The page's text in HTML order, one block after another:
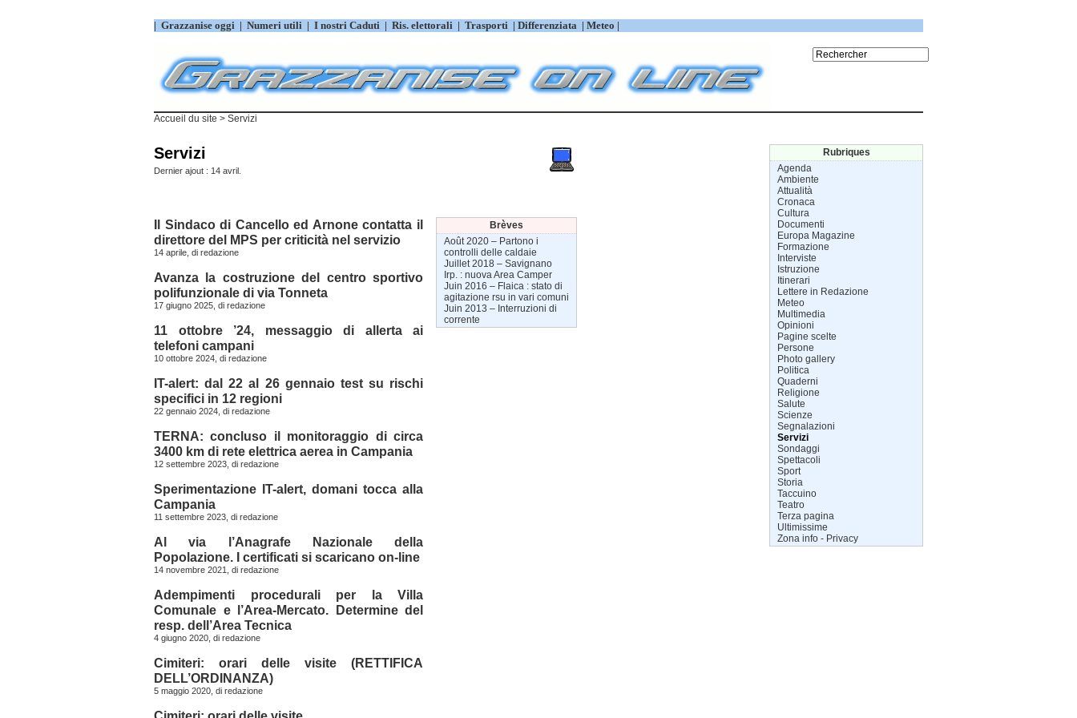
| Grazzanise oggi | Numeri utili | I nostri Caduti | Ris. elettorali | Trasporti | Differenziata | Meteo |
Accueil du site > Servizi
Servizi
Dernier ajout : 14 avril.
Il Sindaco di Cancello ed Arnone contatta il
direttore del MPS per criticità nel servizio
14 aprile, di redazione
Avanza la costruzione del centro sportivo
polifunzionale di via Tonneta
17 giugno 2025, di redazione
11 ottobre ’24, messaggio di allerta ai
telefoni campani
10 ottobre 2024, di redazione
IT-alert: dal 22 al 26 gennaio test su rischi
specifici in 12 regioni
22 gennaio 2024, di redazione
TERNA: concluso il monitoraggio di circa
3400 km di rete elettrica aerea in Campania
12 settembre 2023, di redazione
Sperimentazione IT-alert, domani tocca alla
Campania
11 settembre 2023, di redazione
Al via l’Anagrafe Nazionale della
Popolazione. I certificati si scaricano on-line
14 novembre 2021, di redazione
Adempimenti procedurali per la Villa
Comunale e l’Area-Mercato. Determine del
resp. dell’Area Tecnica
4 giugno 2020, di redazione
Cimiteri: orari delle visite (RETTIFICA
DELL’ORDINANZA)
5 maggio 2020, di redazione
Brèves
Août 2020 – Partono i
controlli delle caldaie
Juillet 2018 – Savignano
Irp. : nuova Area Camper
Juin 2016 – Flaica : stato di
agitazione rsu in vari comuni
Juin 2013 – Interruzioni di
corrente
Rubriques
Agenda
Ambiente
Attualità
Cronaca
Cultura
Documenti
Europa Magazine
Formazione
Interviste
Istruzione
Itinerari
Lettere in Redazione
Meteo
Multimedia
Opinioni
Pagine scelte
Persone
Photo gallery
Politica
Quaderni
Religione
Salute
Scienze
Segnalazioni
Servizi
Sondaggi
Spettacoli
Sport
Storia
Taccuino
Teatro
Terza pagina
Ultimissime
Zona info - Privacy